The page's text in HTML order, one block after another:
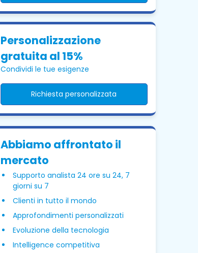
Personalizzazione
gratuita al 15%
Condividi le tue esigenze
Richiesta personalizzata
Abbiamo affrontato il
mercato
Supporto analista 24 ore su 24, 7
giorni su 7
Clienti in tutto il mondo
Approfondimenti personalizzati
Evoluzione della tecnologia
Intelligence competitiva